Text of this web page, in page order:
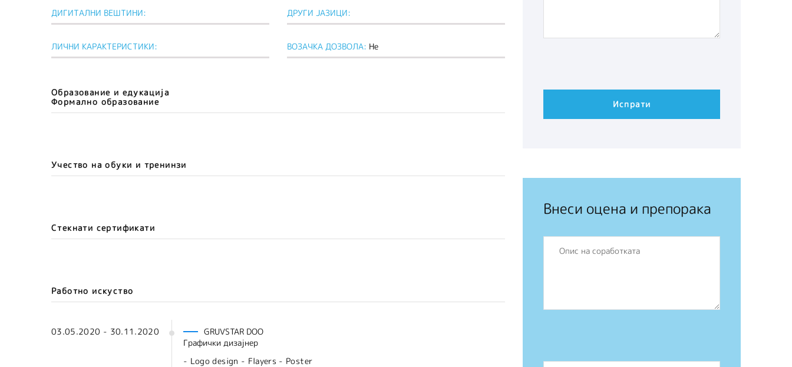
ДИГИТАЛНИ ВЕШТИНИ:
ЛИЧНИ КАРАКТЕРИСТИКИ:
ДРУГИ ЈАЗИЦИ:
ВОЗАЧКА ДОЗВОЛА: Не
Образование и едукација
Формално образование
Учество на обуки и тренинзи
Стекнати сертификати
Работно искуство
03.05.2020 - 30.11.2020
GRUVSTAR DOO
Графички дизајнер
- Logo design - Flayers - Poster
Внеси оцена и препорака